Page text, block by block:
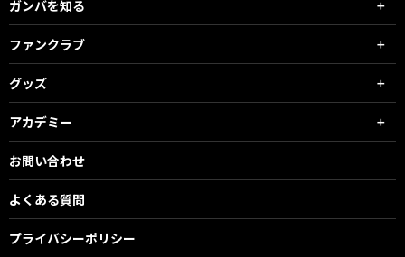
ガンバを知る
ファンクラブ
グッズ
アカデミー
お問い合わせ
よくある質問
プライバシーポリシー